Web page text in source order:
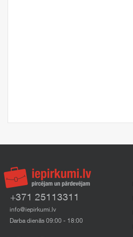
+371 25113311
info@iepirkumi.lv
Darba dienās 09:00 - 18:00